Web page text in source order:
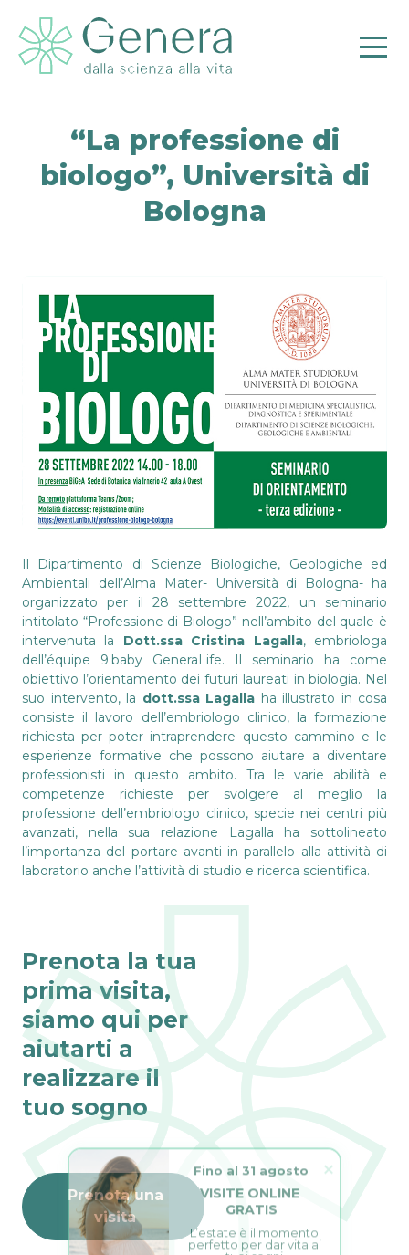
“La professione di
biologo”, Università di
Bologna
Il Dipartimento di Scienze Biologiche, Geologiche ed
Ambientali dell’Alma Mater- Università di Bologna- ha
organizzato per il 28 settembre 2022, un seminario
intitolato “Professione di Biologo” nell’ambito del quale è
intervenuta la Dott.ssa Cristina Lagalla, embriologa
dell’équipe 9.baby GeneraLife. Il seminario ha come
obiettivo l’orientamento dei futuri laureati in biologia. Nel
suo intervento, la dott.ssa Lagalla ha illustrato in cosa
consiste il lavoro dell’embriologo clinico, la formazione
richiesta per poter intraprendere questo cammino e le
esperienze formative che possono aiutare a diventare
professionisti in questo ambito. Tra le varie abilità e
competenze richieste per svolgere al meglio la
professione dell’embriologo clinico, specie nei centri più
avanzati, nella sua relazione Lagalla ha sottolineato
l’importanza del portare avanti in parallelo alla attività di
laboratorio anche l’attività di studio e ricerca scientifica.
Prenota la tua
prima visita,
siamo qui per
aiutarti a
realizzare il
tuo sogno
Prenota una
visita
GRATIS
L’estate è il momento
perfetto per dar vita ai
tuoi sogni.